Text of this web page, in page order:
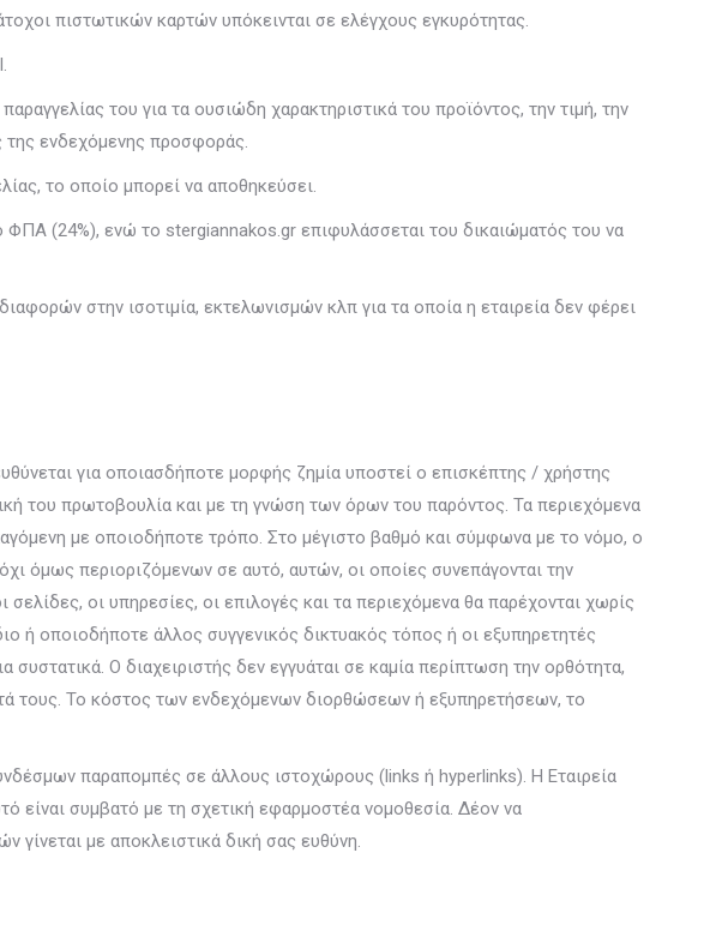
πιστωτικών καρτών υπόκεινται σε ελέγχους εγκυρότητας.
του για τα ουσιώδη χαρακτηριστικά του προϊόντος, την τιμή, την
της ενδεχόμενης προσφοράς.
το οποίο μπορεί να αποθηκεύσει.
ΦΠΑ (24%), ενώ το stergiannakos.gr επιφυλάσσεται του δικαιώματός του να
στην ισοτιμία, εκτελωνισμών κλπ για τα οποία η εταιρεία δεν φέρει
για οποιασδήποτε μορφής ζημία υποστεί ο επισκέπτης / χρήστης
του πρωτοβουλία και με τη γνώση των όρων του παρόντος. Τα περιεχόμενα
με οποιοδήποτε τρόπο. Στο μέγιστο βαθμό και σύμφωνα με το νόμο, ο
όμως περιοριζόμενων σε αυτό, αυτών, οι οποίες συνεπάγονται την
οι υπηρεσίες, οι επιλογές και τα περιεχόμενα θα παρέχονται χωρίς
ή οποιοδήποτε άλλος συγγενικός δικτυακός τόπος ή οι εξυπηρετητές
Ο διαχειριστής δεν εγγυάται σε καμία περίπτωση την ορθότητα,
τους. Το κόστος των ενδεχόμενων διορθώσεων ή εξυπηρετήσεων, το
παραπομπές σε άλλους ιστοχώρους (links ή hyperlinks). Η Εταιρεία
είναι συμβατό με τη σχετική εφαρμοστέα νομοθεσία. Δέον να
με αποκλειστικά δική σας ευθύνη.